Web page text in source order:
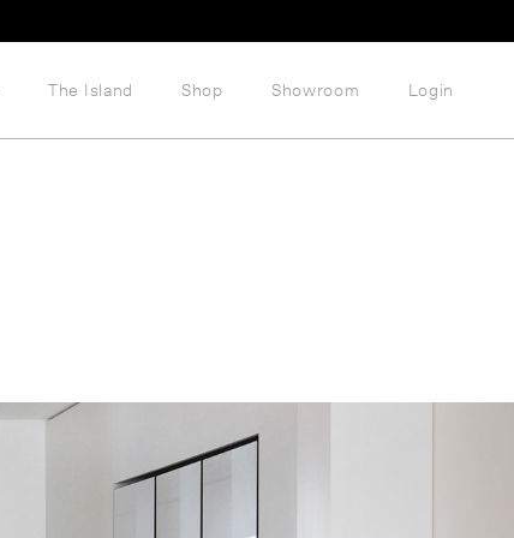
The Island Shop Showroom Login